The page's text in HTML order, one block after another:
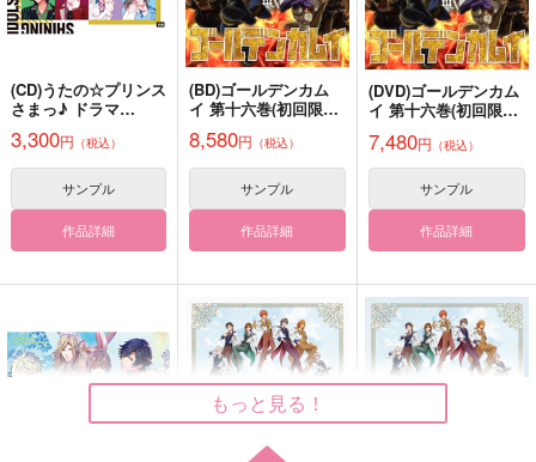
サンプル サンプル
作品詳細
サンプル
作品詳細
Can't deny it !
QUARTETseason～
AUTUMN～
ハッピーパパラッ
旧世界の僕らへ
(CD)うたの☆プリンス
さまっ♪ ドラマ
' WORKDAY」前編
3,300円 （税込）
サンプル
作品詳細
(BD)ゴールデンカム
イ 第十六巻(初回限定
8,580円 （税込）
サンプル
作品詳細
(DVD)ゴールデンカム
イ 第十六巻(初回限定
7,480円 （税込）
サンプル
作品詳細
もっと見る！